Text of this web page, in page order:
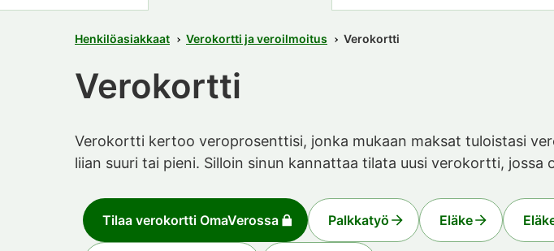
Henkilöasiakkaat Verokortti ja veroilmoitus Verokortti
Verokortti
Verokortti kertoo veroprosenttisi, jonka mukaan maksat tuloistasi
liian suuri tai pieni. Silloin sinun kannattaa tilata uusi verokortti, jossa
Tilaa verokortti OmaVerossa Palkkatyö Eläke